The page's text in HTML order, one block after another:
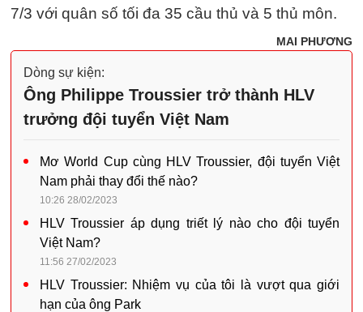
7/3 với quân số tối đa 35 cầu thủ và 5 thủ môn.
MAI PHƯƠNG
Dòng sự kiện:
Ông Philippe Troussier trở thành HLV
trưởng đội tuyển Việt Nam
Mơ World Cup cùng HLV Troussier, đội tuyển Việt
Nam phải thay đổi thế nào?
10:26 28/02/2023
HLV Troussier áp dụng triết lý nào cho đội tuyển
Việt Nam?
11:56 27/02/2023
HLV Troussier: Nhiệm vụ của tôi là vượt qua giới
hạn của ông Park